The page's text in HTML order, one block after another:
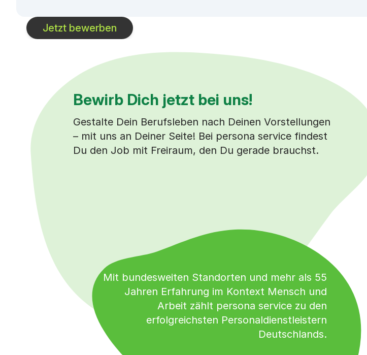
Jetzt bewerben
Bewirb Dich jetzt bei uns!
Gestalte Dein Berufsleben nach Deinen Vorstellungen
– mit uns an Deiner Seite! Bei persona service findest
Du den Job mit Freiraum, den Du gerade brauchst.
Mit bundesweiten Standorten und mehr als 55
Jahren Erfahrung im Kontext Mensch und
Arbeit zählt persona service zu den
erfolgreichsten Personaldienstleistern
Deutschlands.